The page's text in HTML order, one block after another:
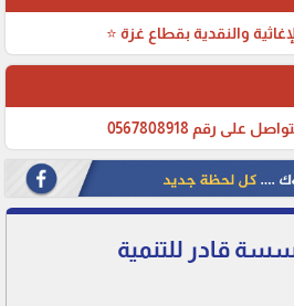
والنقدية بقطاع غزة ⭐
رقم 0567808918
قادر للتنمية